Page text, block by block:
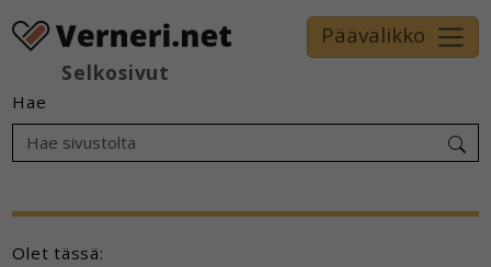
Selkosivut
Päävalikko
Hae
Olet tässä: